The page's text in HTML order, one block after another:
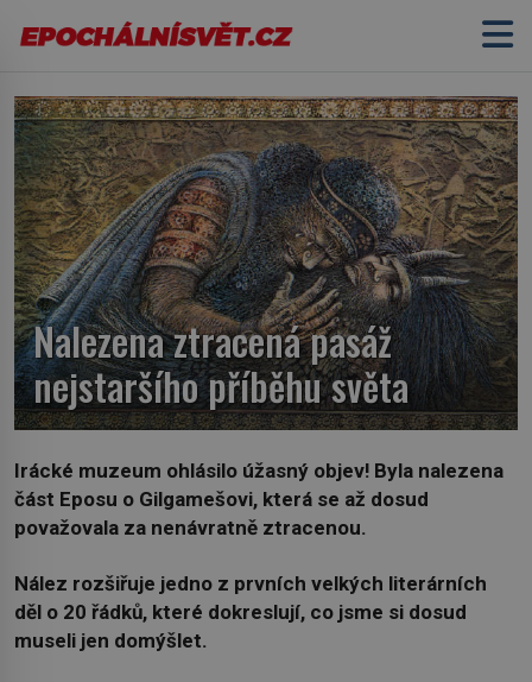
Nalezena ztracená pasáž
nejstaršího příběhu světa
Irácké muzeum ohlásilo úžasný objev! Byla nalezena
část Eposu o Gilgamešovi, která se až dosud
považovala za nenávratně ztracenou.
Nález rozšiřuje jedno z prvních velkých literárních
děl o 20 řádků, které dokreslují, co jsme si dosud
museli jen domýšlet.